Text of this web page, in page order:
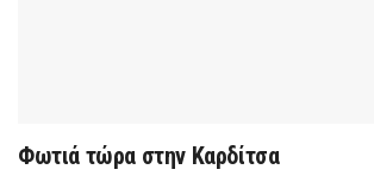
Φωτιά τώρα στην Καρδίτσα